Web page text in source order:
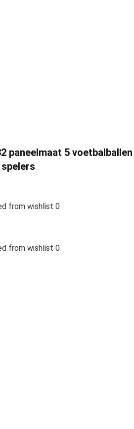
paneelmaat 5 voetbalballen
from wishlist 0
from wishlist 0